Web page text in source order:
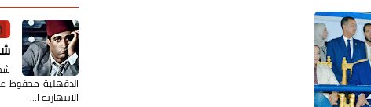
الدقهلية
الانتهازية ا…